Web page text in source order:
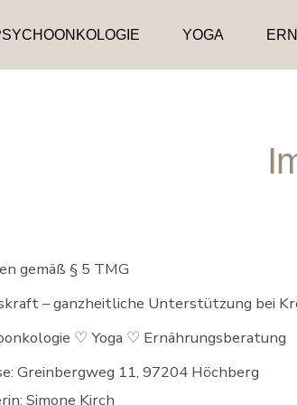
YOGA
gemäß § 5 TMG
– ganzheitliche Unterstützung bei
♡ Yoga ♡ Ernährungsberatung
Greinbergweg 11, 97204 Höchberg
Simone Kirch